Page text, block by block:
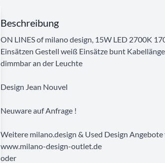
Beschreibung
ON LINES of milano design, 15W LED 2700K
Einsätzen Gestell weiß Einsätze bunt
dimmbar an der Leuchte
Design Jean Nouvel
Neuware auf Anfrage !
Weitere milano.design & Used Design
www.milano-design-outlet.de
oder